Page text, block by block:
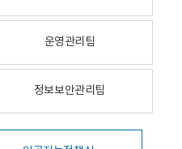
운영관리팀
정보보안관리팀